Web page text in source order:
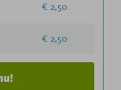
2,50
2,50